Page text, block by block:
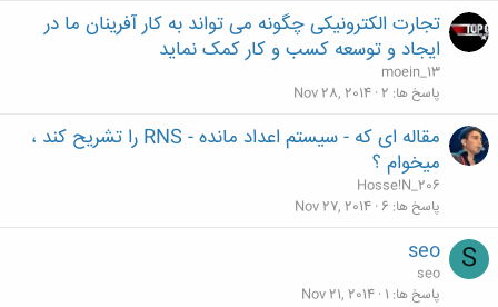
تجارت الکترونیکی چگونه می تواند به کار آفرینان ما در
ایجاد و توسعه کسب و کار کمک نماید
moein_13
پاسخ ها 2
Nov 28, 2014
مقاله ای که - سیستم اعداد مانده - RNS را تشریح کند ،
میخوام ؟
Hosse!N_206
پاسخ ها 6
Nov 27, 2014
S
seo
seo
پاسخ ها 1
Nov 21, 2014